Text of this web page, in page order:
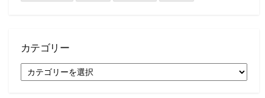
カテゴリー
テ